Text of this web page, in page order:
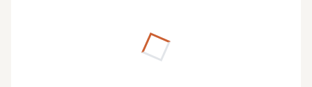
XL (88x65 cm)